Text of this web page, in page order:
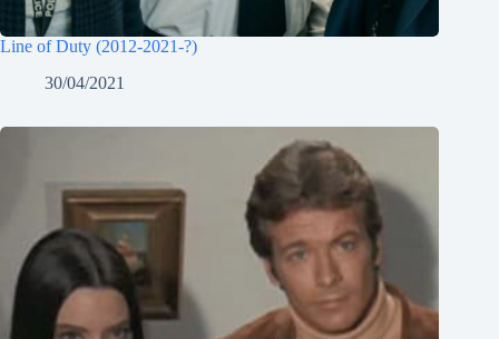
Line of Duty (2012-2021-?)
30/04/2021